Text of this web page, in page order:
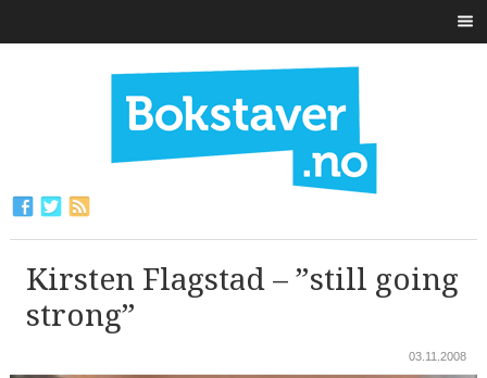
Kirsten Flagstad – ”still going
strong”
03.11.2008